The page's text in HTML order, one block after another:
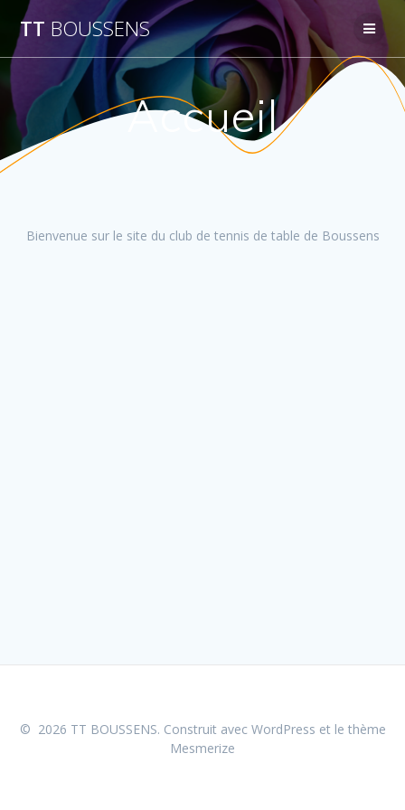
Passer
au
contenu
TT BOUSSENS
Accueil
Bienvenue sur le site du club de tennis de table de Boussens
© 2026 TT BOUSSENS. Construit avec WordPress et le thème
Mesmerize